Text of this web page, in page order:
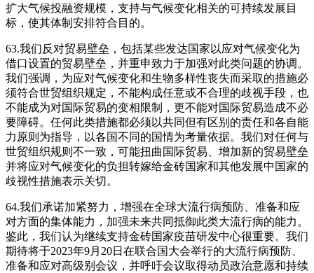
扩大气候投融资规模，支持与气候变化相关的可持续发展目
标，使其体制安排符合目的。
63.我们反对贸易壁垒，包括某些发达国家以应对气候变化为
借口设置的贸易壁垒，并重申致力于加强对此类问题的协调。
我们强调，为应对气候变化和生物多样性丧失而采取的措施必
须符合世贸组织规定，不能构成任意或不合理的歧视手段，也
不能成为对国际贸易的变相限制，更不能对国际贸易造成不必
要障碍。任何此类措施都必须以共同但有区别的责任和各自能
力原则为指导，以各国不同的国情为考量依据。我们对任何与
世贸组织规则不一致，可能扭曲国际贸易、增加新的贸易壁垒
并将应对气候变化的负担转嫁给金砖国家和其他发展中国家的
歧视性措施表示关切。
64.我们承诺加紧努力，增强在全球大流行病预防、准备和应
对方面的集体能力，加强未来共同抵御此类大流行病的能力。
鉴此，我们认为继续支持金砖国家疫苗研发中心很重要。我们
期待将于2023年9月20日在联合国大会举行的大流行病预防、
准备和应对高级别会议，并呼吁会议取得动员政治意愿和持续